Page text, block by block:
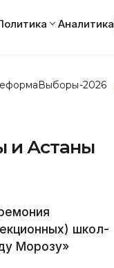
Аналитика
Выборы-2026
и Астаны
школ-
Морозу»